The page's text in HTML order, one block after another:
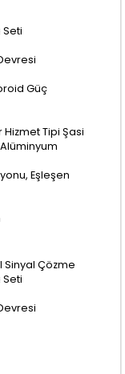
Seti
Güç
Hizmet Tipi Şasi
Eşleşen
Sinyal Çözme
Seti